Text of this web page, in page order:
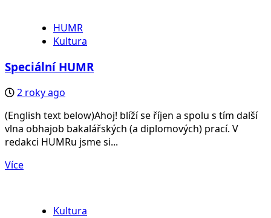
HUMR
Kultura
Speciální HUMR
2 roky ago
(English text below)Ahoj! blíží se říjen a spolu s tím další
vlna obhajob bakalářských (a diplomových) prací. V
redakci HUMRu jsme si...
Více
Kultura